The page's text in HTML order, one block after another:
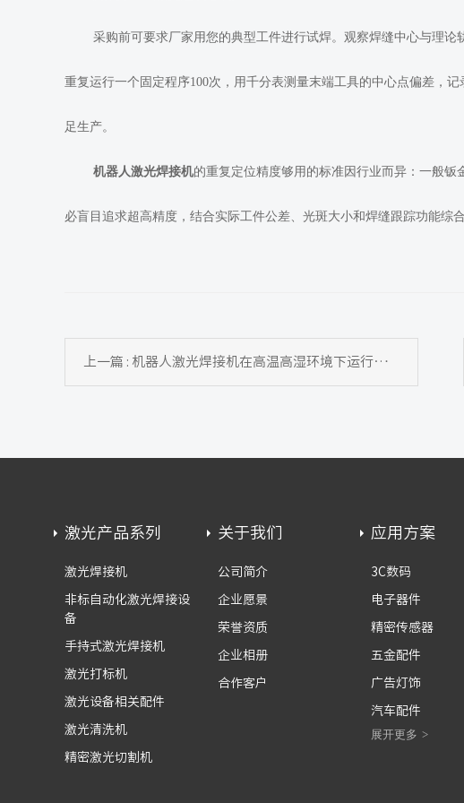
采购前可要求厂家用您的典型工件进行试焊。观察焊缝中心与理
重复运行一个固定程序100次，用千分表测量末端工具的中心点偏差，
足生产。
机器人激光焊接机的重复定位精度够用的标准因行业而异：一般钣
必盲目追求超高精度，结合实际工件公差、光斑大小和焊缝跟踪功能综
上一篇 : 机器人激光焊接机在高温高湿环境下运行，需要注意什么
激光产品系列
激光焊接机
非标自动化激光焊接设
备
手持式激光焊接机
激光打标机
激光设备相关配件
激光清洗机
精密激光切割机
关于我们
公司简介
企业愿景
荣誉资质
企业相册
合作客户
应用方案
3C数码
电子器件
精密传感器
五金配件
广告灯饰
汽车配件
展开更多